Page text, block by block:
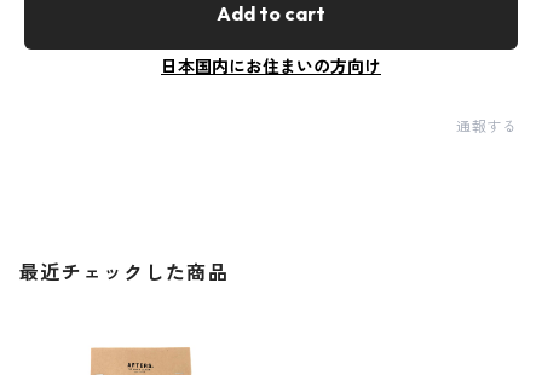
Add to cart
日本国内にお住まいの方向け
通報する
最近チェックした商品